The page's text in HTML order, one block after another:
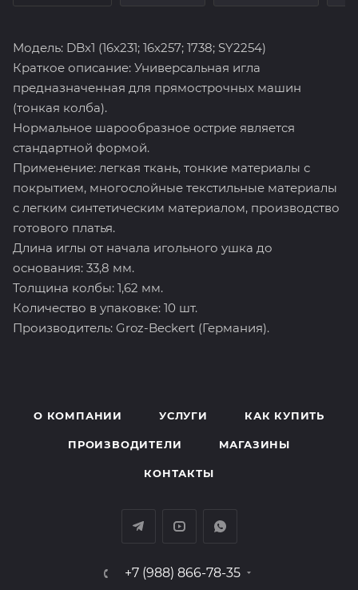
Модель: DBx1 (16х231; 16х257; 1738; SY2254)
Краткое описание: Универсальная игла
предназначенная для прямострочных машин
(тонкая колба).
Нормальное шарообразное острие является
стандартной формой.
Применение: легкая ткань, тонкие материалы с
покрытием, многослойные текстильные материалы
с легким синтетическим материалом, производство
готового платья.
Длина иглы от начала игольного ушка до
основания: 33,8 мм.
Толщина колбы: 1,62 мм.
Количество в упаковке: 10 шт.
Производитель: Groz-Beckert (Германия).
О КОМПАНИИ УСЛУГИ КАК КУПИТЬ
ПРОИЗВОДИТЕЛИ МАГАЗИНЫ
КОНТАКТЫ
+7 (988) 866-78-35